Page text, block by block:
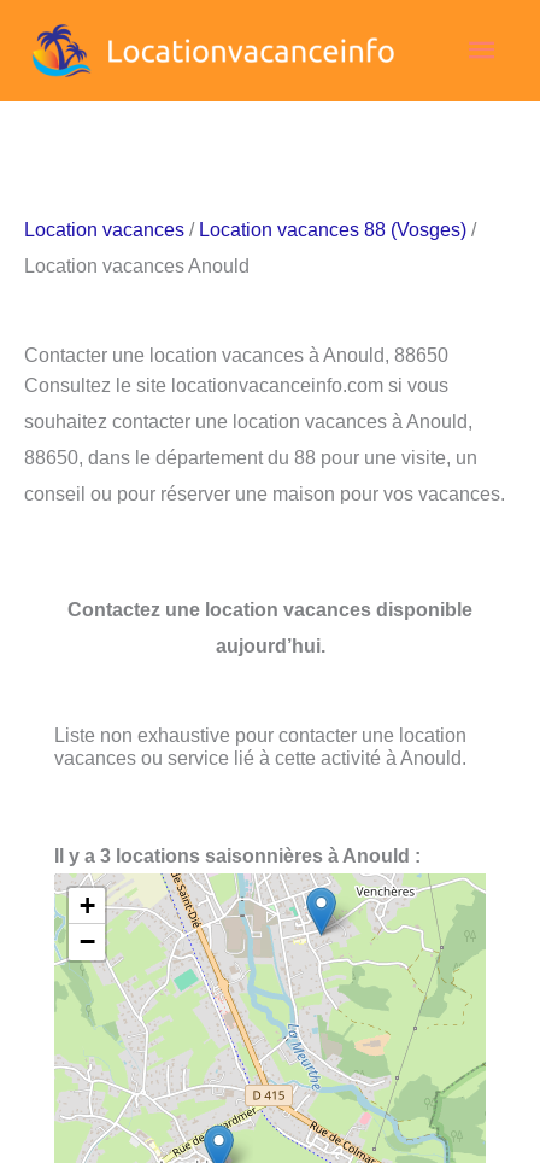
Location vacances / Location vacances 88 (Vosges) /
Location vacances Anould
Contacter une location vacances à Anould, 88650
Consultez le site locationvacanceinfo.com si vous
souhaitez contacter une location vacances à Anould,
88650, dans le département du 88 pour une visite, un
conseil ou pour réserver une maison pour vos vacances.
Contactez une location vacances disponible
aujourd’hui.
Liste non exhaustive pour contacter une location
vacances ou service lié à cette activité à Anould.
Il y a 3 locations saisonnières à Anould :
+
−